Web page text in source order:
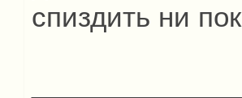
спиздить ни